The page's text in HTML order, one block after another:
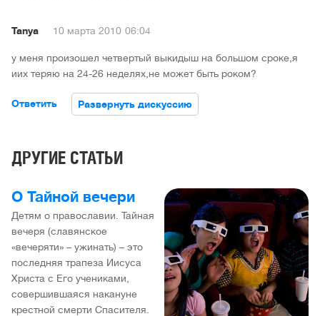
Tanya 10 марта 2010 06:04
у меня произошел четвертый выкидыш на большом сроке,я
иих теряю на 24-26 неделях,не может быть роком?
Ответить Развернуть дискуссию
ДРУГИЕ СТАТЬИ
О Тайной вечери
Детям о православии. Тайная
вечеря (славянское
«вечеряти» – ужинать) – это
последняя трапеза Иисуса
Христа с Его учениками,
совершившаяся накануне
крестной смерти Спасителя.